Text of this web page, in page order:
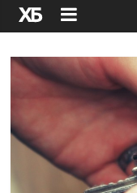
здорового